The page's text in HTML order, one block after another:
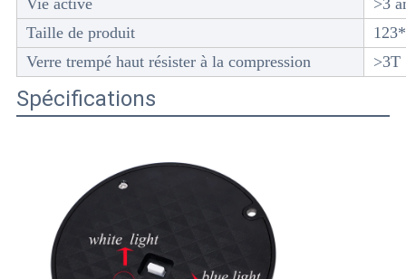
Vie active
>3
Taille de produit
Verre trempé haut résister à la compression
>3T
Spécifications